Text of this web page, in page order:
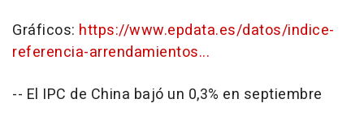
Gráficos: https://www.epdata.es/datos/indice-
referencia-arrendamientos...
-- El IPC de China bajó un 0,3% en septiembre